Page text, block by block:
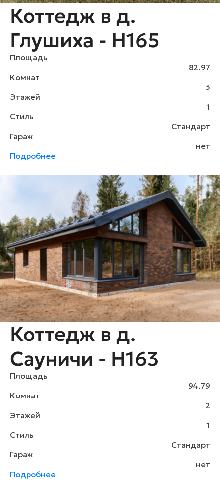
Коттедж в д.
Глушиха - H165
Площадь
82.97
Комнат
3
Этажей
1
Стиль
Стандарт
Гараж
нет
Подробнее
Коттедж в д.
Сауничи - H163
Площадь
94.79
Комнат
2
Этажей
1
Стиль
Стандарт
Гараж
нет
Подробнее